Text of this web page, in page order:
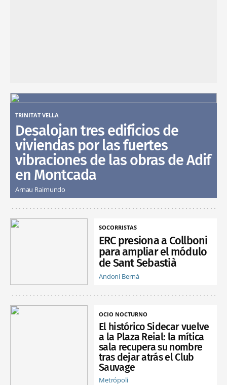
TRINITAT VELLA
Desalojan tres edificios de
viviendas por las fuertes
vibraciones de las obras de Adif
en Montcada
Arnau Raimundo
SOCORRISTAS
ERC presiona a Collboni
para ampliar el módulo
de Sant Sebastià
Andoni Berná
OCIO NOCTURNO
El histórico Sidecar vuelve
a la Plaza Reial: la mítica
sala recupera su nombre
tras dejar atrás el Club
Sauvage
Metrópoli